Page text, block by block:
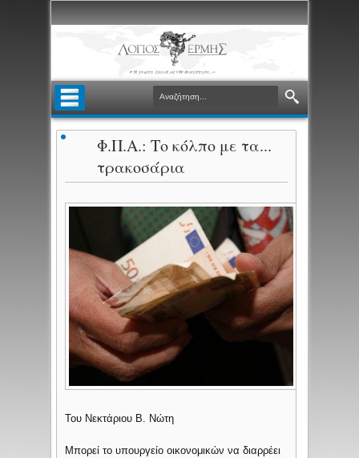
Φ.Π.Α.: Το κόλπο με τα...
τρακοσάρια
Του Νεκτάριου Β. Νώτη
Μπορεί το υπουργείο οικονομικών να διαρρέει